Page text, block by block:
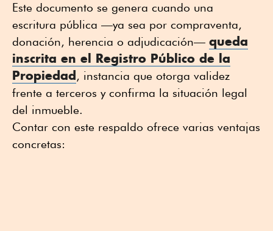
Este documento se genera cuando una
escritura pública —ya sea por compraventa,
donación, herencia o adjudicación— queda
inscrita en el Registro Público de la
Propiedad , instancia que otorga validez
frente a terceros y confirma la situación legal
del inmueble.
Contar con este respaldo ofrece varias ventajas
concretas: